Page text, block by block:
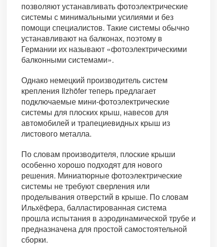
позволяют устанавливать фотоэлектрические
системы с минимальными усилиями и без
помощи специалистов. Такие системы обычно
устанавливают на балконах, поэтому в
Германии их называют «фотоэлектрическими
балконными системами».
Однако немецкий производитель систем
крепления Ilzhöfer теперь предлагает
подключаемые мини-фотоэлектрические
системы для плоских крыш, навесов для
автомобилей и трапециевидных крыш из
листового металла.
По словам производителя, плоские крыши
особенно хорошо подходят для нового
решения. Миниатюрные фотоэлектрические
системы не требуют сверления или
проделывания отверстий в крыше. По словам
Ильхёфера, балластированная система
прошла испытания в аэродинамической трубе и
предназначена для простой самостоятельной
сборки.